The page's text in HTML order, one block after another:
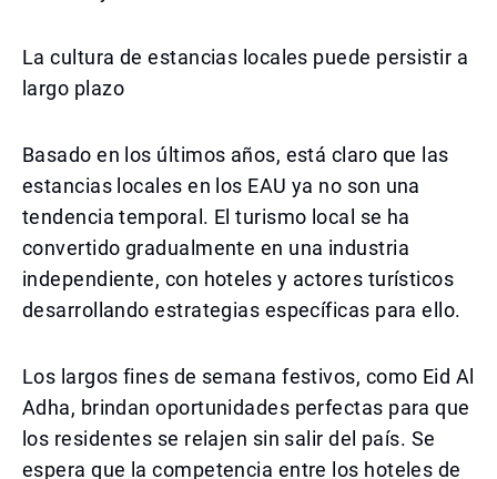
La cultura de estancias locales puede persistir a
largo plazo
Basado en los últimos años, está claro que las
estancias locales en los EAU ya no son una
tendencia temporal. El turismo local se ha
convertido gradualmente en una industria
independiente, con hoteles y actores turísticos
desarrollando estrategias específicas para ello.
Los largos fines de semana festivos, como Eid Al
Adha, brindan oportunidades perfectas para que
los residentes se relajen sin salir del país. Se
espera que la competencia entre los hoteles de